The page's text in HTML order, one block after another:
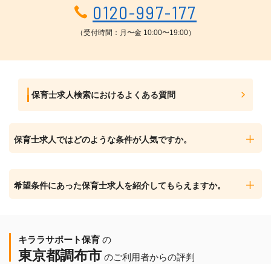
0120-997-177
（受付時間：月〜金 10:00〜19:00）
保育士求人検索におけるよくある質問
保育士求人ではどのような条件が人気ですか。
希望条件にあった保育士求人を紹介してもらえますか。
キララサポート保育 の
東京都調布市 のご利用者からの評判